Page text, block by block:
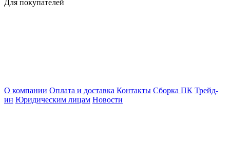
Для покупателей
О компании Оплата и доставка Контакты Сборка ПК Трейд-
ин Юридическим лицам Новости